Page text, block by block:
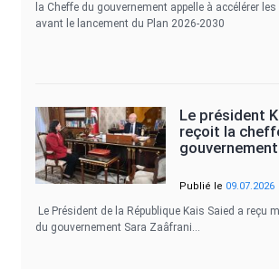
la Cheffe du gouvernement appelle à accélérer
avant le lancement du Plan 2026-2030
Le président
reçoit la
gouvernement
Publié le 09.07.2026
Le Président de la République Kais Saied a reçu
du gouvernement Sara Zaâfrani…